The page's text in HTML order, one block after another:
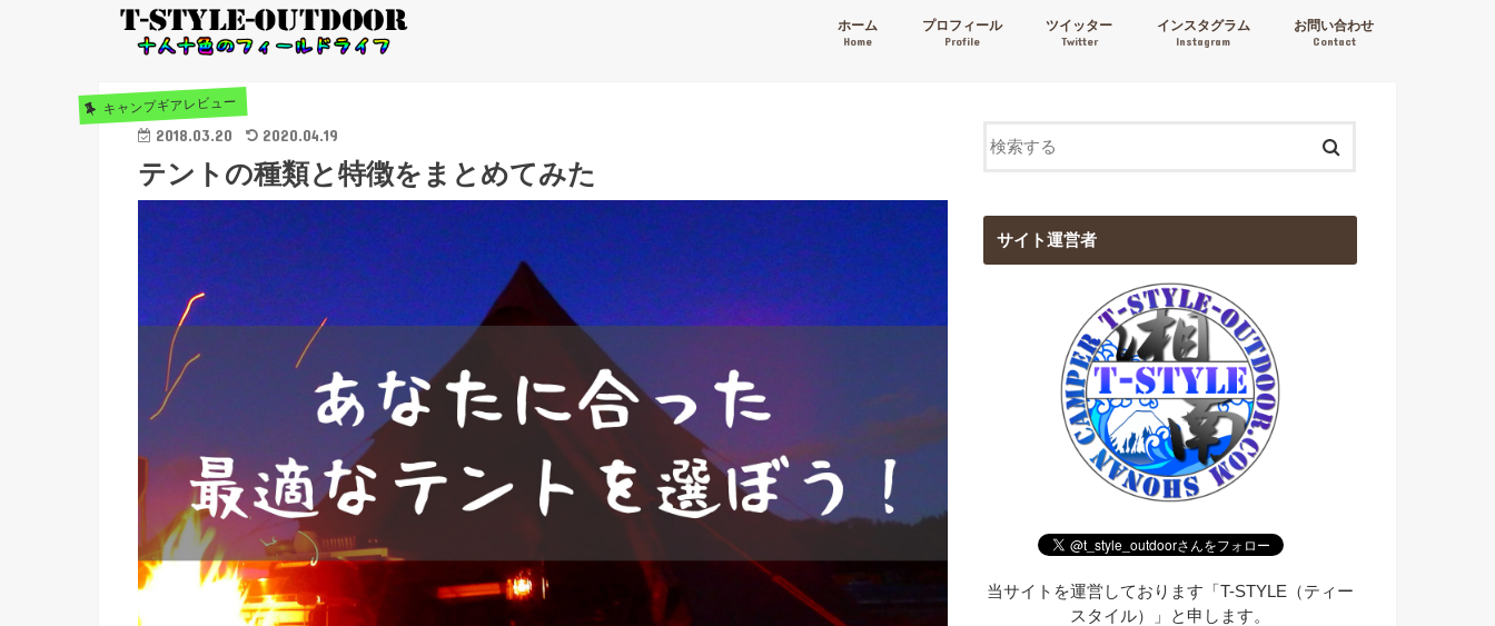
ホーム
Home
プロフィール
Profile
ツイッター
Twitter
インスタグラム
Instagram
お問い合わせ
Contact
キャンプギアレビュー
2018.03.20 2020.04.19
テントの種類と特徴をまとめてみた
サイト運営者
当サイトを運営しております「T-STYLE（ティー
スタイル）」と申します。